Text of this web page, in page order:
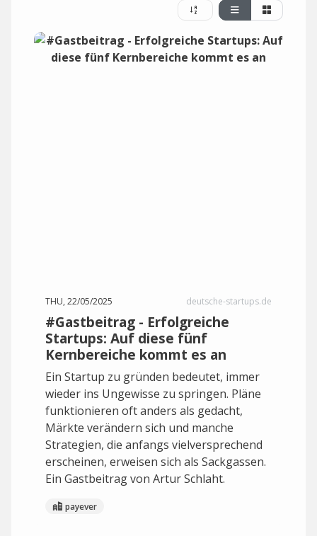
THU, 22/05/2025 deutsche-startups.de
#Gastbeitrag - Erfolgreiche
Startups: Auf diese fünf
Kernbereiche kommt es an
Ein Startup zu gründen bedeutet, immer
wieder ins Ungewisse zu springen. Pläne
funktionieren oft anders als gedacht,
Märkte verändern sich und manche
Strategien, die anfangs vielversprechend
erscheinen, erweisen sich als Sackgassen.
Ein Gastbeitrag von Artur Schlaht.
payever